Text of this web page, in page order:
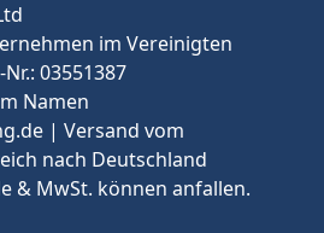
im Vereinigten
03551387
Namen
| Versand vom
nach Deutschland
& MwSt. können anfallen.